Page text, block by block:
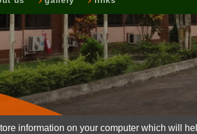
information on your computer which will